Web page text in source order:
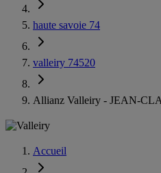
haute savoie 74
valleiry 74520
Allianz Valleiry - JEAN-
Accueil